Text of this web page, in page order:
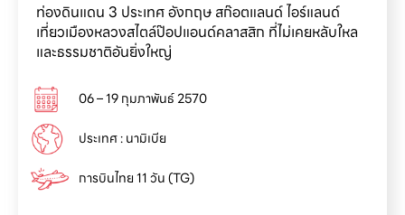
ท่องดินแดน 3 ประเทศ อังกฤษ สก๊อตแลนด์ ไอร์แลนด์
เที่ยวเมืองหลวงสไตล์ป๊อปแอนด์คลาสสิก ที่ไม่เคยหลับใหล
และธรรมชาติอันยิ่งใหญ่
06 – 19 กุมภาพันธ์ 2570
ประเทศ : นามิเบีย
การบินไทย 11 วัน (TG)